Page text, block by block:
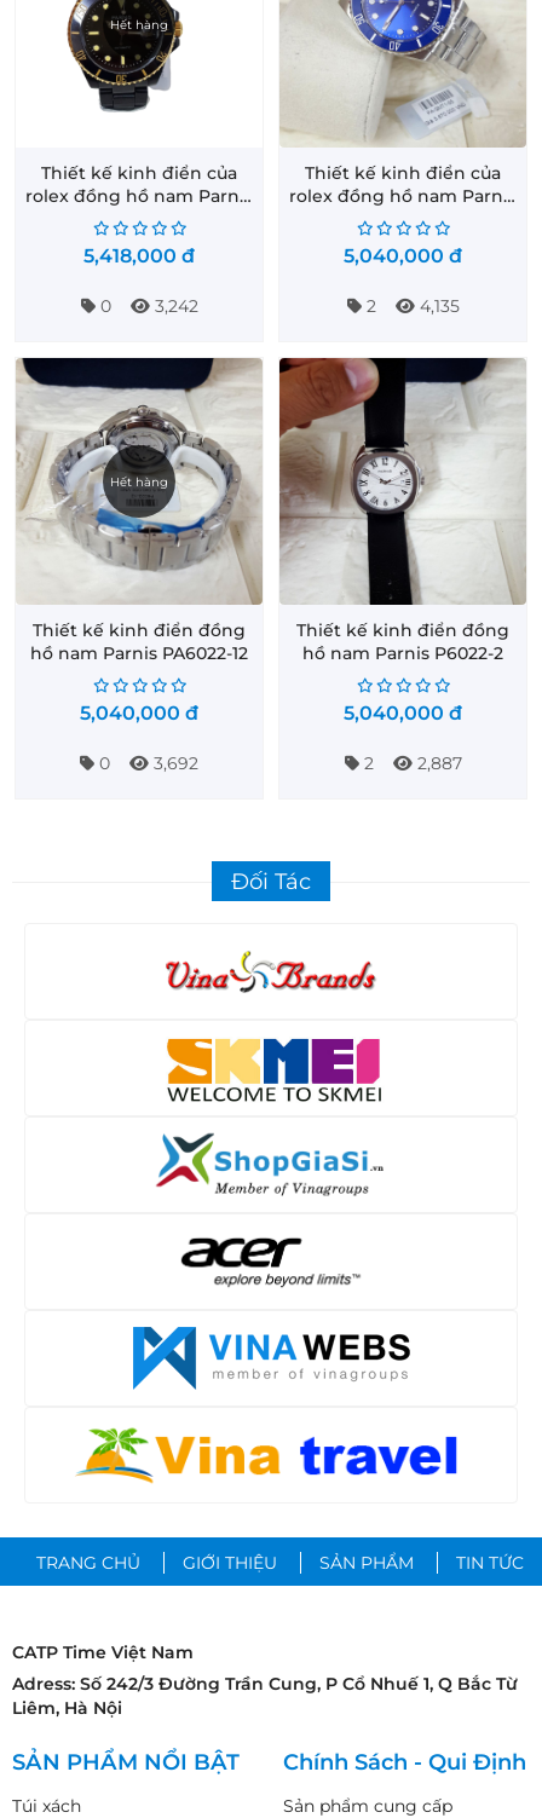
Hết hàng
Thiết kế kinh điển của
rolex đồng hồ nam Parnis
PA-GMT1-33
5,418,000 đ
0 3,242
Thiết kế kinh điển của
rolex đồng hồ nam Parnis
PA-GMT1-2
5,040,000 đ
2 4,135
Hết hàng
Thiết kế kinh điển đồng
hồ nam Parnis PA6022-12
5,040,000 đ
0 3,692
Thiết kế kinh điển đồng
hồ nam Parnis P6022-2
5,040,000 đ
2 2,887
Đối Tác
TRANG CHỦ GIỚI THIỆU SẢN PHẨM TIN TỨC
CATP Time Việt Nam
Adress: Số 242/3 Đường Trần Cung, P Cổ Nhuế 1, Q Bắc Từ
Liêm, Hà Nội
SẢN PHẨM NỔI BẬT
Túi xách
Chính Sách - Qui Định
Sản phẩm cung cấp